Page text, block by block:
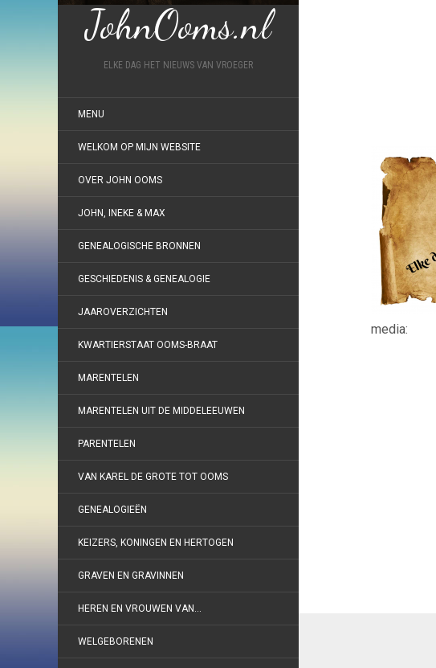
JohnOoms.nl
ELKE DAG HET NIEUWS VAN VROEGER
MENU
WELKOM OP MIJN WEBSITE
OVER JOHN OOMS
JOHN, INEKE & MAX
GENEALOGISCHE BRONNEN
GESCHIEDENIS & GENEALOGIE
JAAROVERZICHTEN
KWARTIERSTAAT OOMS-BRAAT
MARENTELEN
MARENTELEN UIT DE MIDDELEEUWEN
PARENTELEN
VAN KAREL DE GROTE TOT OOMS
GENEALOGIEËN
KEIZERS, KONINGEN EN HERTOGEN
GRAVEN EN GRAVINNEN
HEREN EN VROUWEN VAN…
WELGEBORENEN
media: